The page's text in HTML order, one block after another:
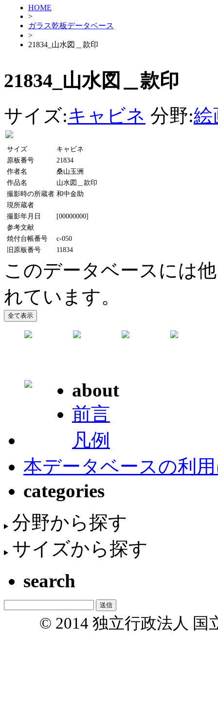
HOME
>
ガラス乾板データベース
>
21834_山水図＿款印
21834_山水図＿款印
サイズ:キャビネ 分野:絵
サイズ
キャビネ
原板番号
21834
作者名
桑山玉洲
作品名
山水図＿款印
撮影時の所蔵者 和中金助
現所蔵者
撮影年月日
[00000000]
参考文献
焼付台帳番号
c-050
旧原板番号
11834
このデータベースには
れています。
about
前言
凡例
本データベースの利
categories
分野から探す
サイズから探す
search
© 2014 独立行政法人 国